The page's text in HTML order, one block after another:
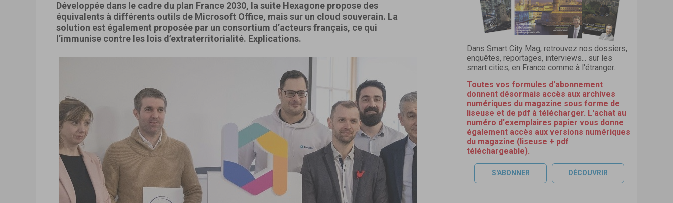
Développée dans le cadre du plan France 2030, la suite Hexagone propose des
équivalents à différents outils de Microsoft Office, mais sur un cloud souverain. La
solution est également proposée par un consortium d’acteurs français, ce qui
l’immunise contre les lois d’extraterritorialité. Explications.
Dans Smart City Mag, retrouvez nos dossiers,
enquêtes, reportages, interviews... sur les
smart cities, en France comme à l'étranger.
Toutes vos formules d'abonnement
donnent désormais accès aux archives
numériques du magazine sous forme de
liseuse et de pdf à télécharger. L'achat au
numéro d'exemplaires papier vous donne
également accès aux versions numériques
du magazine (liseuse + pdf
téléchargeable).
S'ABONNER DÉCOUVRIR